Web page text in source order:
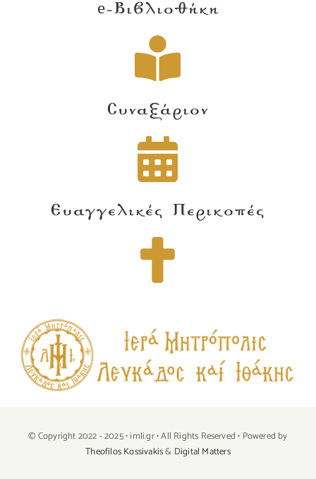
e-Βιβλιοθήκη
Συναξάριον
Ευαγγελικές Περικοπές
© Copyright 2022 - 2025 • imli.gr • All Rights Reserved • Powered by
Theofilos Kossivakis& Digital Matters